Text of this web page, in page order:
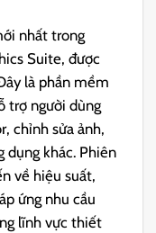
nhất trong
Suite, được
là phần mềm
trợ người dùng
chỉnh sửa ảnh,
dụng khác. Phiên
về hiệu suất,
ứng nhu cầu
lĩnh vực thiết